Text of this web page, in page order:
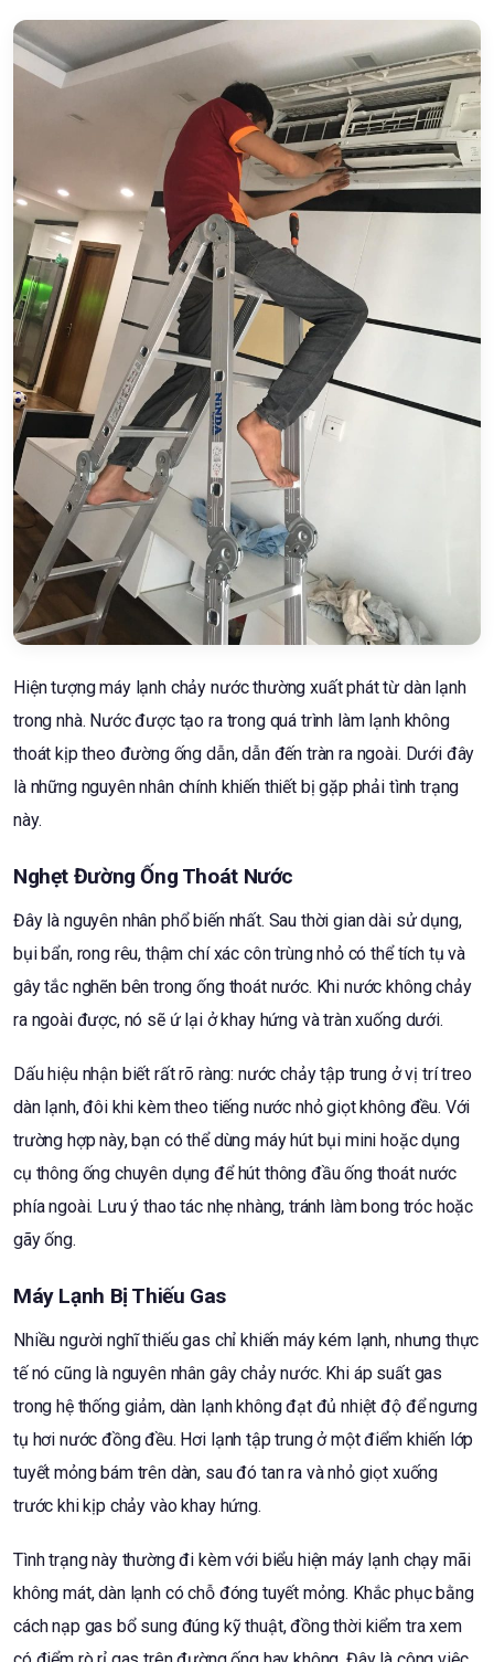
Hiện tượng máy lạnh chảy nước thường xuất phát từ dàn lạnh
trong nhà. Nước được tạo ra trong quá trình làm lạnh không
thoát kịp theo đường ống dẫn, dẫn đến tràn ra ngoài. Dưới đây
là những nguyên nhân chính khiến thiết bị gặp phải tình trạng
này.
Nghẹt Đường Ống Thoát Nước
Đây là nguyên nhân phổ biến nhất. Sau thời gian dài sử dụng,
bụi bẩn, rong rêu, thậm chí xác côn trùng nhỏ có thể tích tụ và
gây tắc nghẽn bên trong ống thoát nước. Khi nước không chảy
ra ngoài được, nó sẽ ứ lại ở khay hứng và tràn xuống dưới.
Dấu hiệu nhận biết rất rõ ràng: nước chảy tập trung ở vị trí treo
dàn lạnh, đôi khi kèm theo tiếng nước nhỏ giọt không đều. Với
trường hợp này, bạn có thể dùng máy hút bụi mini hoặc dụng
cụ thông ống chuyên dụng để hút thông đầu ống thoát nước
phía ngoài. Lưu ý thao tác nhẹ nhàng, tránh làm bong tróc hoặc
gãy ống.
Máy Lạnh Bị Thiếu Gas
Nhiều người nghĩ thiếu gas chỉ khiến máy kém lạnh, nhưng thực
tế nó cũng là nguyên nhân gây chảy nước. Khi áp suất gas
trong hệ thống giảm, dàn lạnh không đạt đủ nhiệt độ để ngưng
tụ hơi nước đồng đều. Hơi lạnh tập trung ở một điểm khiến lớp
tuyết mỏng bám trên dàn, sau đó tan ra và nhỏ giọt xuống
trước khi kịp chảy vào khay hứng.
Tình trạng này thường đi kèm với biểu hiện máy lạnh chạy mãi
không mát, dàn lạnh có chỗ đóng tuyết mỏng. Khắc phục bằng
cách nạp gas bổ sung đúng kỹ thuật, đồng thời kiểm tra xem